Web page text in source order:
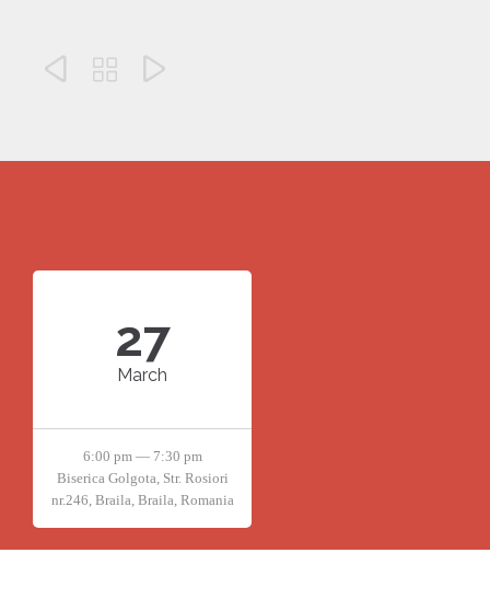
  
27
March
6:00 pm — 7:30 pm
Biserica Golgota, Str. Rosiori
nr.246, Braila, Braila, Romania